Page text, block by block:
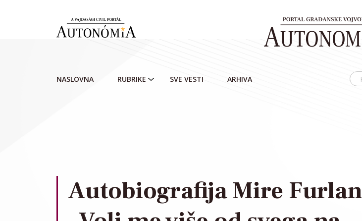
NASLOVNA RUBRIKE SVE VESTI ARHIVA
Autobiografija Mire Furlan